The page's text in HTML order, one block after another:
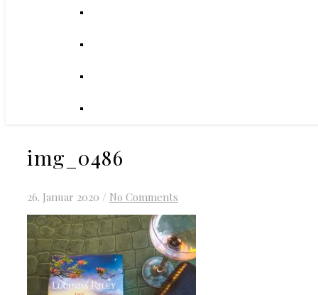
img_0486
26. Januar 2020 / No Comments